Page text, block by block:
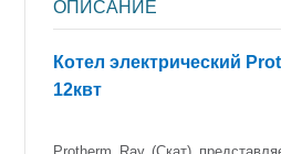
ОПИСАНИЕ
Котел электрический
12квт